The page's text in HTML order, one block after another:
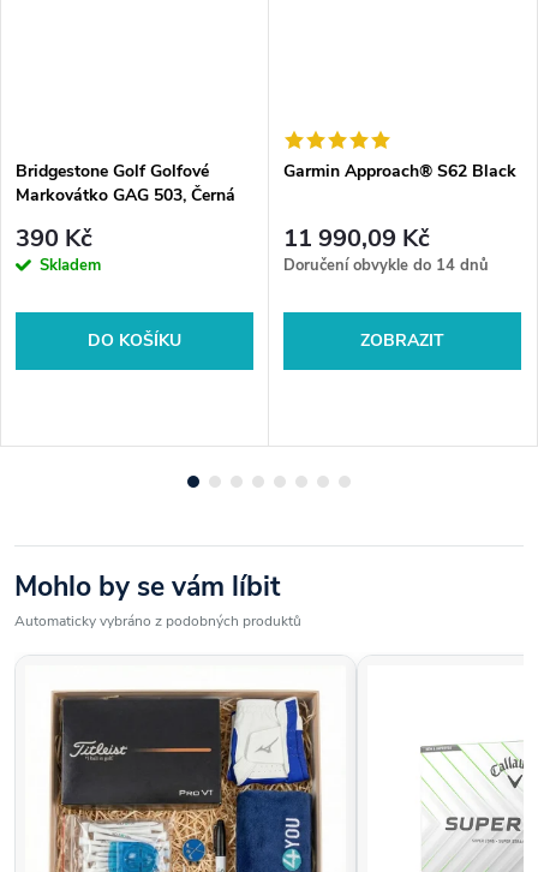
Bridgestone Golf Golfové
Markovátko GAG 503, Černá
390 Kč
Skladem
DO KOŠÍKU
Garmin Approach® S62 Black
11 990,09 Kč
Doručení obvykle do 14 dnů
ZOBRAZIT
Mohlo by se vám líbit
Automaticky vybráno z podobných produktů